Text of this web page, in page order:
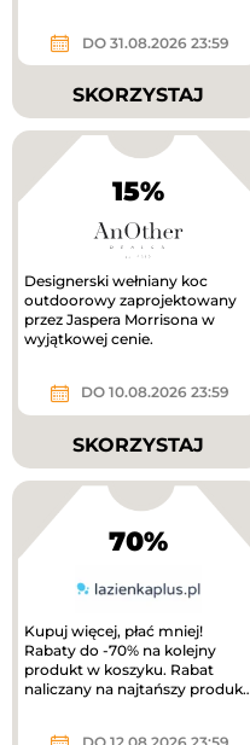
DO 31.08.2026 23:59
SKORZYSTAJ
15%
Designerski wełniany koc
outdoorowy zaprojektowany
przez Jaspera Morrisona w
wyjątkowej cenie.
DO 10.08.2026 23:59
SKORZYSTAJ
70%
Kupuj więcej, płać mniej!
Rabaty do -70% na kolejny
produkt w koszyku. Rabat
naliczany na najtańszy produkt